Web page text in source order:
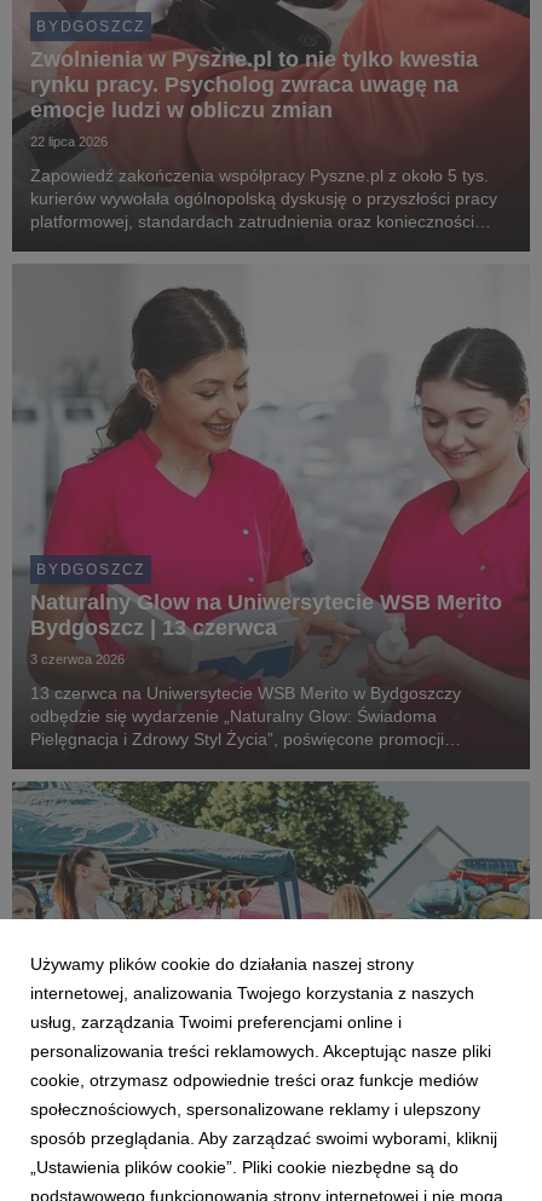
BYDGOSZCZ
Zwolnienia w Pyszne.pl to nie tylko kwestia
rynku pracy. Psycholog zwraca uwagę na
emocje ludzi w obliczu zmian
22 lipca 2026
Zapowiedź zakończenia współpracy Pyszne.pl z około 5 tys.
kurierów wywołała ogólnopolską dyskusję o przyszłości pracy
platformowej, standardach zatrudnienia oraz konieczności
Związkowcy alarmują, że planowane zmiany m...
BYDGOSZCZ
Naturalny Glow na Uniwersytecie WSB Merito
Bydgoszcz | 13 czerwca
3 czerwca 2026
13 czerwca na Uniwersytecie WSB Merito w Bydgoszczy
odbędzie się wydarzenie „Naturalny Glow: Świadoma
Pielęgnacja i Zdrowy Styl Życia”, poświęcone promocji
branży beauty.
BYDGOSZCZ
Dr Magdalena Zubiel: Jak spędzać czas z
dziećmi? Najważniejsza jest jakość obecności
28 maja 2026
Używamy plików cookie do działania naszej strony
internetowej, analizowania Twojego korzystania z naszych
usług, zarządzania Twoimi preferencjami online i
personalizowania treści reklamowych. Akceptując nasze pliki
cookie, otrzymasz odpowiednie treści oraz funkcje mediów
społecznościowych, spersonalizowane reklamy i ulepszony
sposób przeglądania. Aby zarządzać swoimi wyborami, kliknij
„Ustawienia plików cookie”. Pliki cookie niezbędne są do
podstawowego funkcjonowania strony internetowej i nie mogą